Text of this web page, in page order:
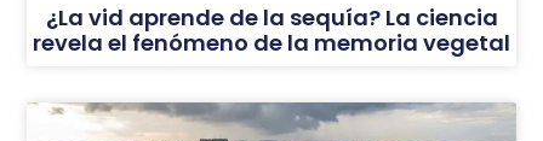
¿La vid aprende de la sequía? La ciencia
revela el fenómeno de la memoria vegetal